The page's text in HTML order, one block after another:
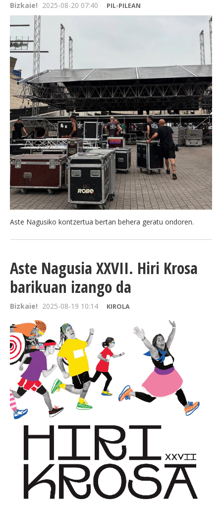
Bizkaie! 2025-08-20 07:40 PIL-PILEAN
Aste Nagusiko kontzertua bertan behera geratu ondoren.
Aste Nagusia XXVII. Hiri Krosa
barikuan izango da
Bizkaie! 2025-08-19 10:14 KIROLA